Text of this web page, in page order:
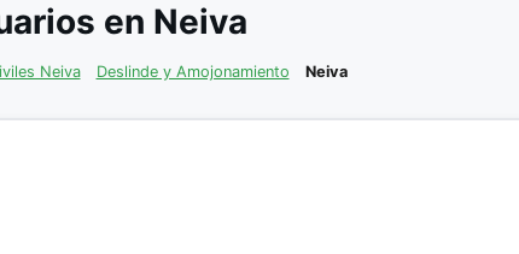
en Neiva
Neiva Deslinde y Amojonamiento Neiva